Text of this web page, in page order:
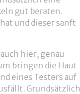
gut beraten.
und dieser sanft
hier, genau
bringen die Haut
eines Testers auf
Grundsätzlich